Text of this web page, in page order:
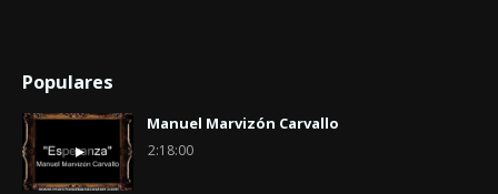
Populares
Manuel Marvizón Carvallo
2:18:00